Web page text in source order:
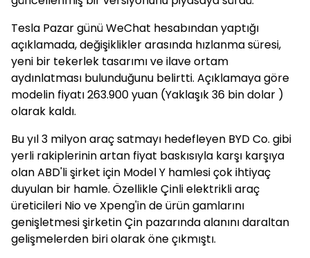
Tesla Pazar günü WeChat hesabından yaptığı
açıklamada, değişiklikler arasında hızlanma süresi,
yeni bir tekerlek tasarımı ve ilave ortam
aydınlatması bulunduğunu belirtti. Açıklamaya göre
modelin fiyatı 263.900 yuan (Yaklaşık 36 bin dolar )
olarak kaldı.
Bu yıl 3 milyon araç satmayı hedefleyen BYD Co. gibi
yerli rakiplerinin artan fiyat baskısıyla karşı karşıya
olan ABD'li şirket için Model Y hamlesi çok ihtiyaç
duyulan bir hamle. Özellikle Çinli elektrikli araç
üreticileri Nio ve Xpeng'in de ürün gamlarını
genişletmesi şirketin Çin pazarında alanını daraltan
gelişmelerden biri olarak öne çıkmıştı.